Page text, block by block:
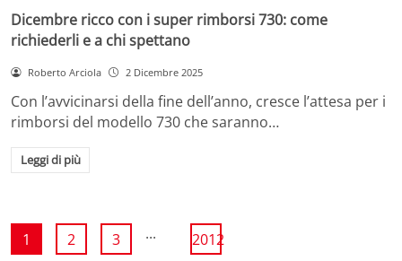
Dicembre ricco con i super rimborsi 730: come
richiederli e a chi spettano
Roberto Arciola 2 Dicembre 2025
Con l’avvicinarsi della fine dell’anno, cresce l’attesa per i
rimborsi del modello 730 che saranno…
Leggi di più
1 2 3 ... 2012